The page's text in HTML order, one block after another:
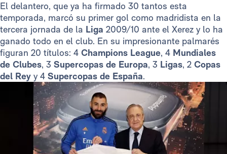
El delantero, que ya ha firmado 30 tantos esta
temporada, marcó su primer gol como madridista en la
tercera jornada de la Liga 2009/10 ante el Xerez y lo ha
ganado todo en el club. En su impresionante palmarés
figuran 20 títulos: 4 Champions League, 4 Mundiales
de Clubes, 3 Supercopas de Europa, 3 Ligas, 2 Copas
del Rey y 4 Supercopas de España.